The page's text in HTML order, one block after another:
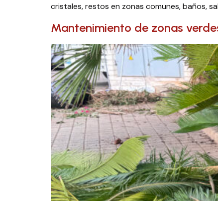
cristales, restos en zonas comunes, baños,
Mantenimiento de zonas